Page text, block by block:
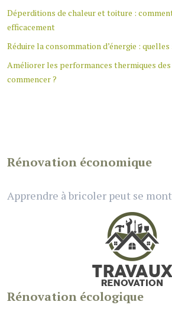
Déperditions de chaleur et toiture :
efficacement
Réduire la consommation d’énergie :
Améliorer les performances thermiques
commencer ?
Rénovation économique
Apprendre à bricoler peut se
Rénovation écologique